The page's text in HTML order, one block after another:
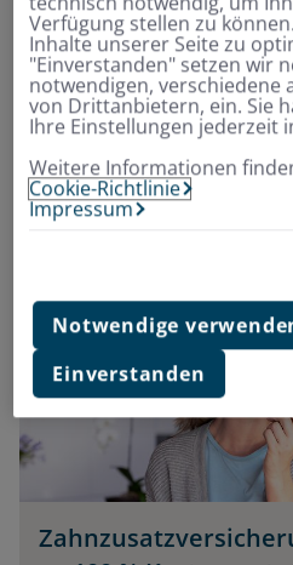
angesetzt werden – die
zurückhaltend sein, die
biegen. Rüttelnde
Belag lösen, anschließende
von rot nach weiß den
wird mindestens zehnmal pro
wiederholt. Danach sind die
eher horizontal putzt.
Verfügung stellen zu
Inhalte unserer Seite zu
"Einverstanden" setzen wir
notwendigen, verschiedene
von Drittanbietern, ein. Sie
Ihre Einstellungen jederzeit
Weitere Informationen
Cookie-Richtlinie
Impressum
Notwendige
Einverstanden